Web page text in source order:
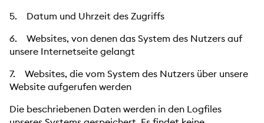
5. Datum und Uhrzeit des Zugriffs
6. Websites, von denen das System des Nutzers auf
unsere Internetseite gelangt
7. Websites, die vom System des Nutzers über unsere
Website aufgerufen werden
Die beschriebenen Daten werden in den Logfiles